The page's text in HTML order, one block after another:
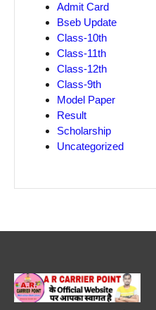
Admit Card
Bseb Update
Class-10th
Class-11th
Class-12th
Class-9th
Model Paper
Result
Scholarship
Uncategorized